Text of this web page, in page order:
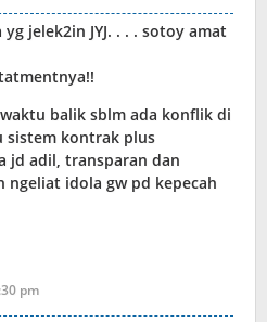
jelek2in JYJ. . . . sotoy amat
balik sblm ada konflik di
sistem kontrak plus
jd adil, transparan dan
ngeliat idola gw pd kepecah
pm